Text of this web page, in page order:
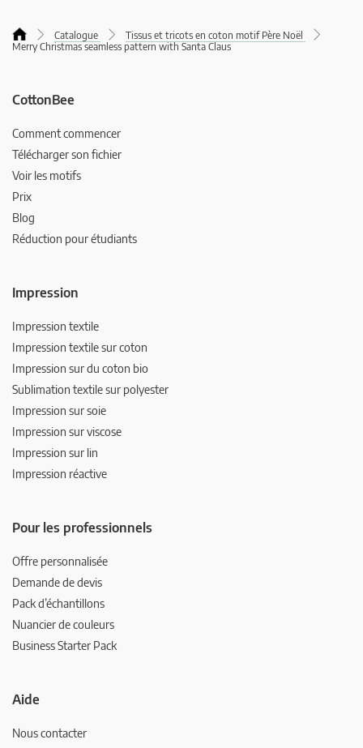
Catalogue
Tissus et tricots en coton motif Père Noël
Merry Christmas seamless pattern with Santa Claus
CottonBee
Comment commencer
Télécharger son fichier
Voir les motifs
Prix
Blog
Réduction pour étudiants
Impression
Impression textile
Impression textile sur coton
Impression sur du coton bio
Sublimation textile sur polyester
Impression sur soie
Impression sur viscose
Impression sur lin
Impression réactive
Pour les professionnels
Offre personnalisée
Demande de devis
Pack d’échantillons
Nuancier de couleurs
Business Starter Pack
Aide
Nous contacter